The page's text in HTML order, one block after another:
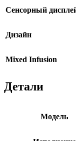
Сенсорный
Дизайн
Mixed Infusion
Детали
Модель